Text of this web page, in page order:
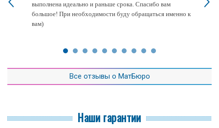
выполнена идеально и раньше срока. Спасибо вам
большое! При необходимости буду обращаться именно к
вам)
Все отзывы о МатБюро
Наши гарантии